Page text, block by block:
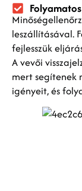
leszállításával.
fejlesszük
A vevői
mert segítenek
igényeit, és